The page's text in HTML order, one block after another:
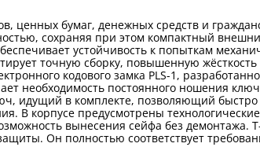
ценных бумаг, денежных средств и
сохраняя при этом компактный
устойчивость к попыткам
точную сборку, повышенную жёсткость
кодового замка PLS-1,
необходимость постоянного ношения
идущий в комплекте, позволяющий быстро
В корпусе предусмотрены
вынесения сейфа без демонтажа.
Он полностью соответствует